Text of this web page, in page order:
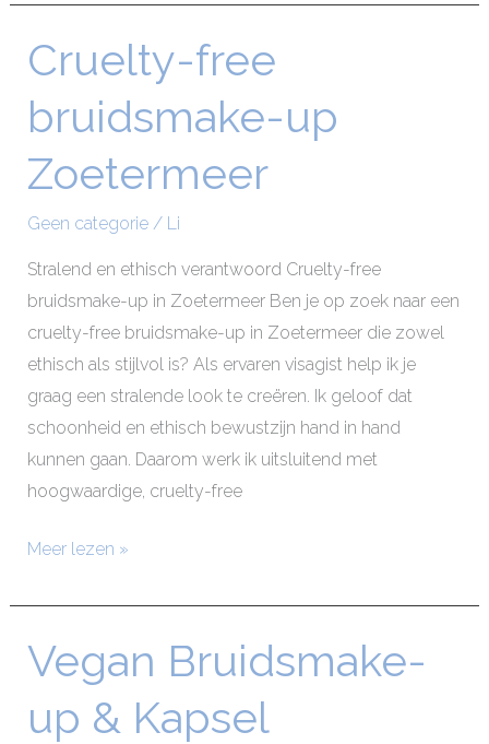
Cruelty-free
bruidsmake-up
Zoetermeer
Geen categorie/ Li
Stralend en ethisch verantwoord Cruelty-free
bruidsmake-up in Zoetermeer Ben je op zoek naar een
cruelty-free bruidsmake-up in Zoetermeer die zowel
ethisch als stijlvol is? Als ervaren visagist help ik je
graag een stralende look te creëren. Ik geloof dat
schoonheid en ethisch bewustzijn hand in hand
kunnen gaan. Daarom werk ik uitsluitend met
hoogwaardige, cruelty-free
Cruelty-
free
bruidsmake-
Zoetermeer
Meer lezen »
Vegan Bruidsmake-
up & Kapsel
Vegan
Bruidsmake-
up